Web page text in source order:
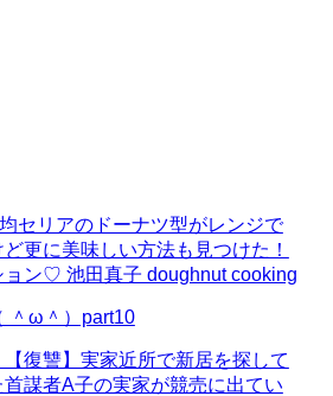
セリアのドーナツ型がレンジで
更に美味しい方法も見つけた！
ョン♡ 池田真子 doughnut cooking
＾ω＾）part10
【復讐】実家近所で新居を探して
謀者A子の実家が競売に出てい